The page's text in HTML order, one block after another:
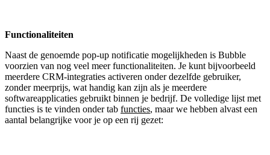
Functionaliteiten
Naast de genoemde pop-up notificatie mogelijkheden is Bubble
voorzien van nog veel meer functionaliteiten. Je kunt bijvoorbeeld
meerdere CRM-integraties activeren onder dezelfde gebruiker,
zonder meerprijs, wat handig kan zijn als je meerdere
softwareapplicaties gebruikt binnen je bedrijf. De volledige lijst met
functies is te vinden onder tab functies, maar we hebben alvast een
aantal belangrijke voor je op een rij gezet: